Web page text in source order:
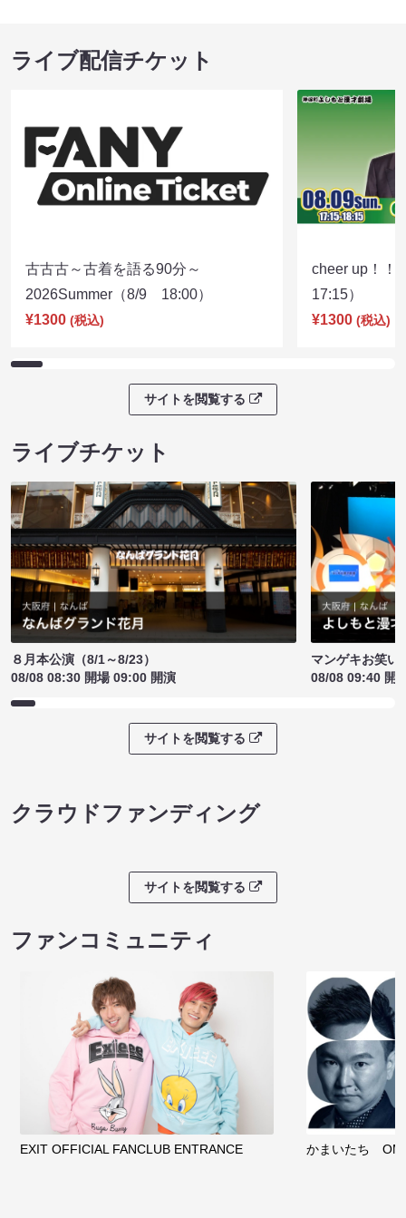
ライブ配信チケット
古古古～古着を語る90分～
2026Summer（8/9 18:00）
¥1300 (税込)
cheer up！
17:15）
¥1300 (税込)
サイトを閲覧する
ライブチケット
８月本公演（8/1～8/23）
08/08 08:30 開場 09:00 開演
マンゲキお笑い
08/08 09:40 開
サイトを閲覧する
クラウドファンディング
サイトを閲覧する
ファンコミュニティ
EXIT OFFICIAL FANCLUB ENTRANCE かまいたち